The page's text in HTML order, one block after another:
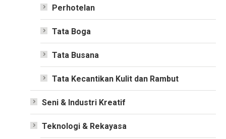
Perhotelan
Tata Boga
Tata Busana
Tata Kecantikan Kulit dan Rambut
Seni & Industri Kreatif
Teknologi & Rekayasa